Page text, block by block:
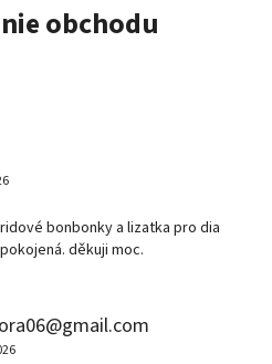
obchodu
bonbonky a lizatka pro dia
děkuji moc.